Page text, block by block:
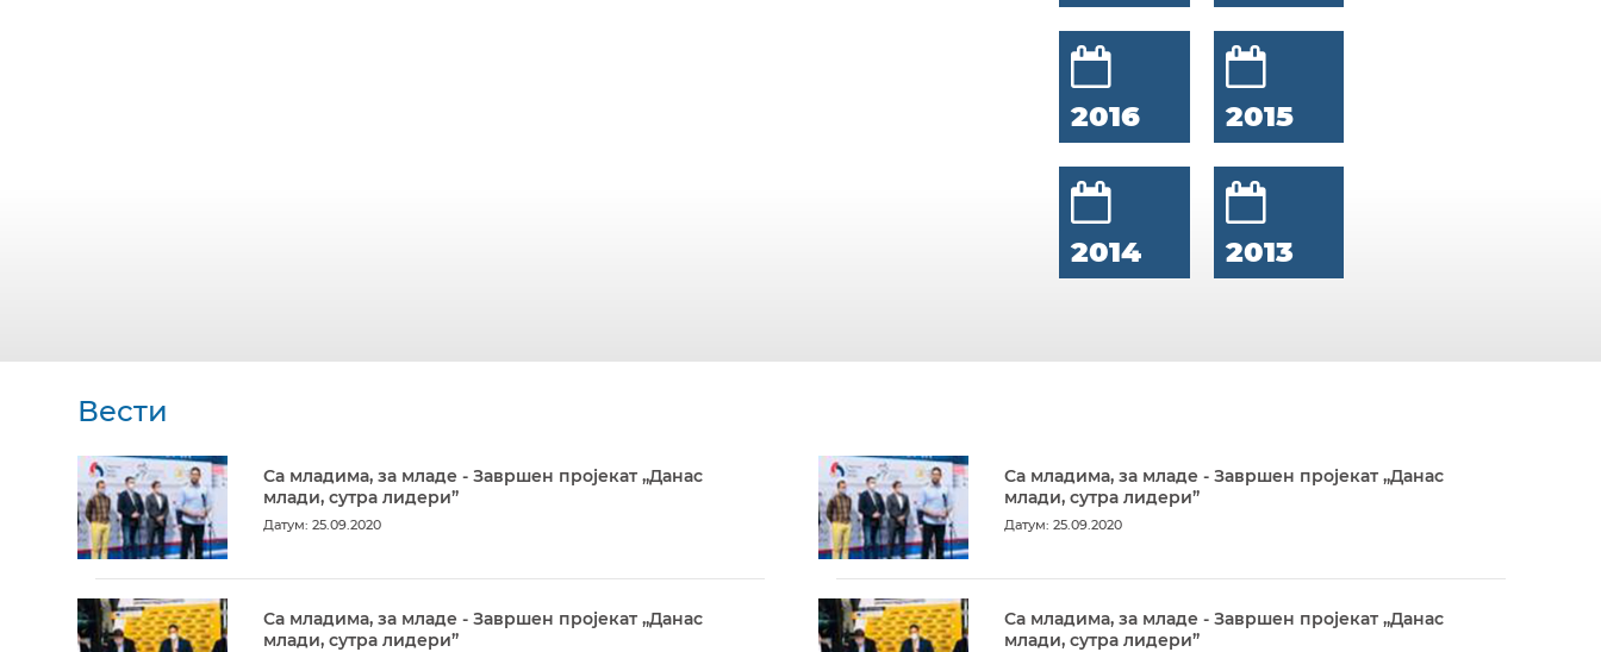
2016 2015
2014 2013
Вести
Са младима, за младе - Завршен пројекат „Данас
млади, сутра лидери”
Датум: 25.09.2020
Са младима, за младе - Завршен пројекат „Данас
млади, сутра лидери”
Са младима, за младе - Завршен пројекат „Данас
млади, сутра лидери”
Датум: 25.09.2020
Са младима, за младе - Завршен пројекат „Данас
млади, сутра лидери”